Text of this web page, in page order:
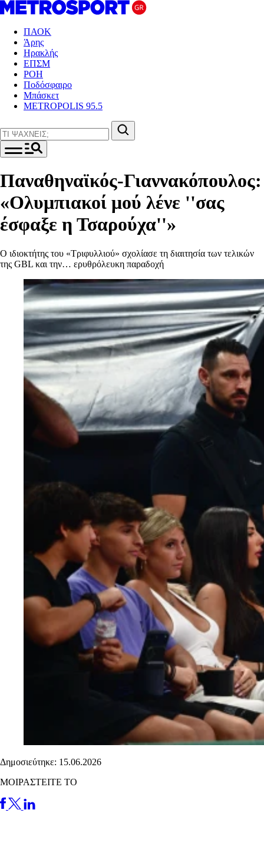
ΠΑΟΚ
Άρης
Ηρακλής
ΕΠΣΜ
ΡΟΗ
Ποδόσφαιρο
Μπάσκετ
METROPOLIS 95.5
Παναθηναϊκός-Γιαννακόπουλος:
«Ολυμπιακοί μού λένε ''σας
έσφαξε η Τσαρούχα''»
Ο ιδιοκτήτης του «Τριφυλλιού» σχολίασε τη διαιτησία των τελικών
της GBL και την… ερυθρόλευκη παραδοχή
Δημοσιεύτηκε: 15.06.2026
ΜΟΙΡΑΣΤΕΙΤΕ ΤΟ